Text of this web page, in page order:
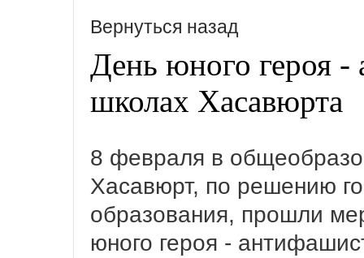
Вернуться назад
День юного героя -
школах Хасавюрта
8 февраля в
Хасавюрт, по решению
образования, прошли
юного героя -